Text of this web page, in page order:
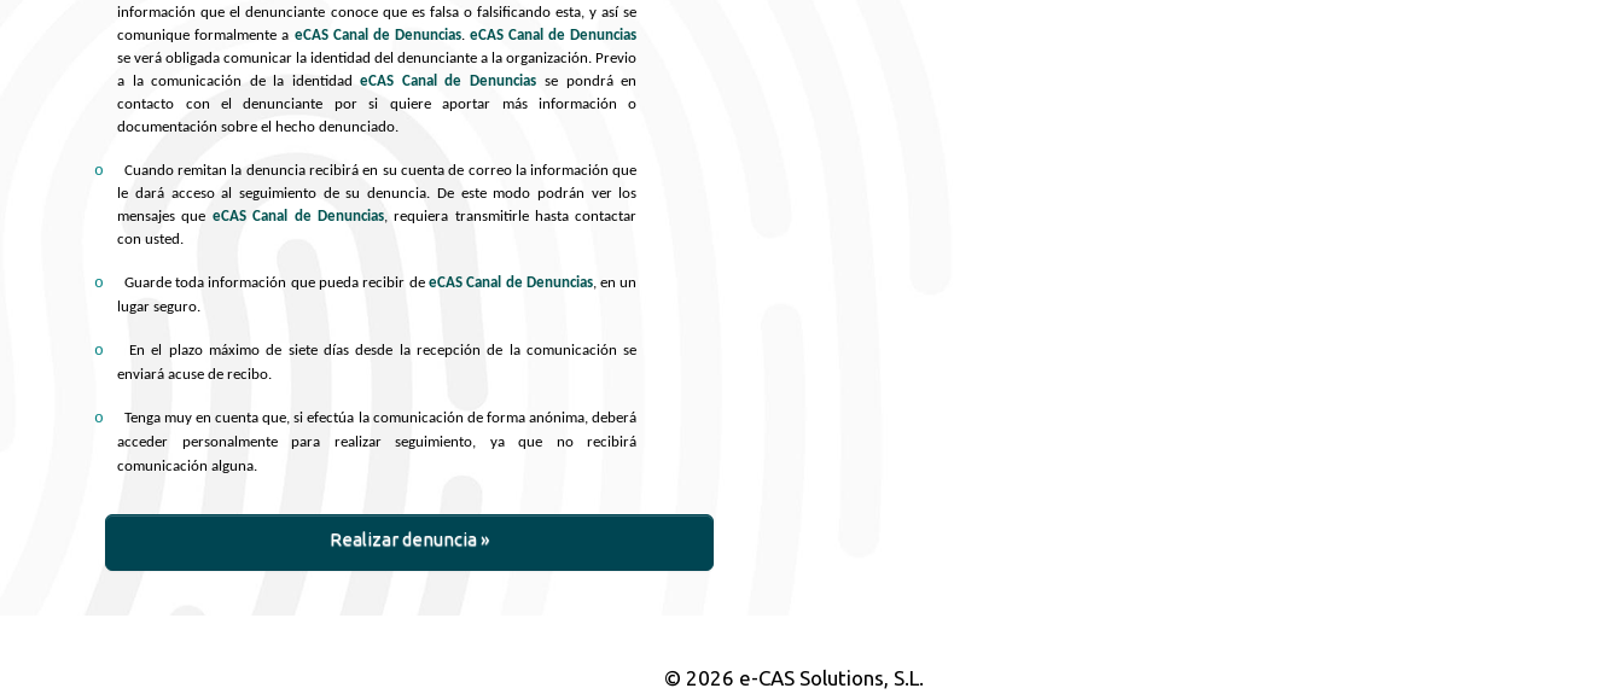
información que el denunciante conoce que es falsa o falsificando esta, y así se
comunique formalmente a eCAS Canal de Denuncias.eCAS Canal de Denuncias
se verá obligada comunicar la identidad del denunciante a la organización. Previo
a la comunicación de la identidadeCAS Canal de Denuncias se pondrá en
contacto con el denunciante por si quiere aportar más información o
documentación sobre el hecho denunciado.
o Cuando remitan la denuncia recibirá en su cuenta de correo la información que
le dará acceso al seguimiento de su denuncia. De este modo podrán ver los
mensajes que eCAS Canal de Denuncias, requiera transmitirle hasta contactar
con usted.
o Guarde toda información que pueda recibir deeCAS Canal de Denuncias, en un
lugar seguro.
o
En el plazo máximo de siete días desde la recepción de la comunicación se
enviará acuse de recibo.
o
Tenga muy en cuenta que, si efectúa la comunicación de forma anónima, deberá
acceder personalmente para realizar seguimiento, ya que no recibirá
comunicación alguna.
Realizar denuncia »
© 2026 e-CAS Solutions, S.L.